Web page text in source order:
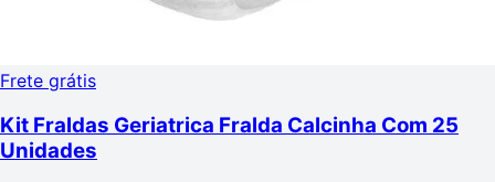
Frete grátis
Kit Fraldas Geriatrica Fralda Calcinha Com 25
Unidades